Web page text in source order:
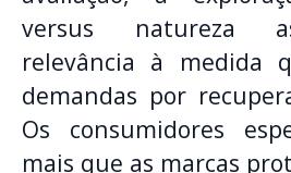
versus natureza
relevância à medida
demandas por
Os consumidores
mais que as marcas